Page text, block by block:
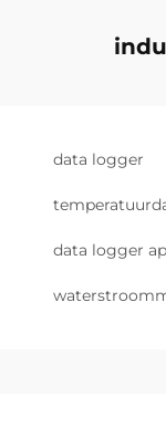
data logger
data logger